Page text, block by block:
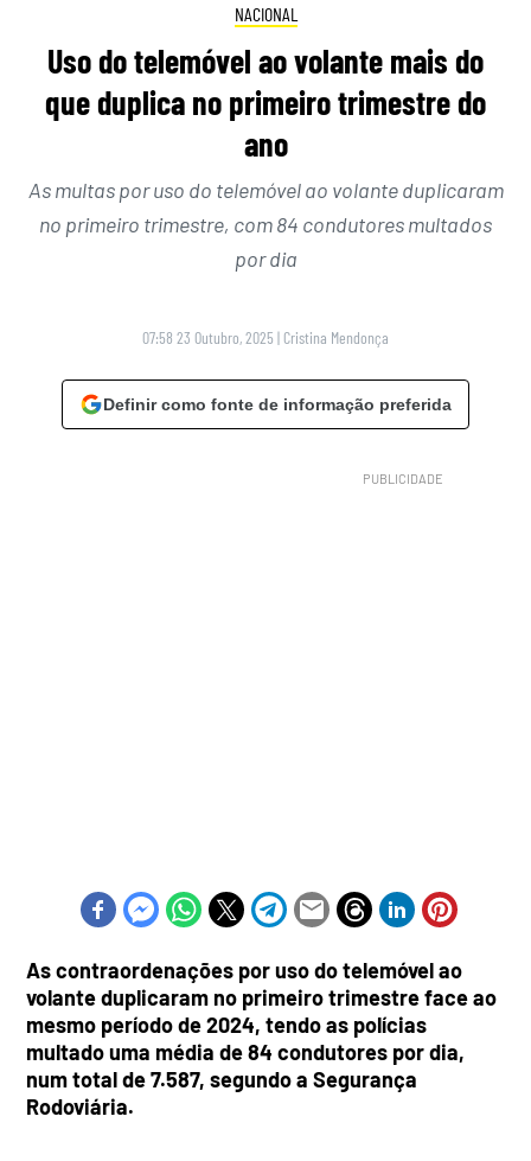
NACIONAL
Uso do telemóvel ao volante mais do
que duplica no primeiro trimestre do
ano
As multas por uso do telemóvel ao volante duplicaram
no primeiro trimestre, com 84 condutores multados
por dia
07:58 23 Outubro, 2025 | Cristina Mendonça
Definir como fonte de informação preferida
As contraordenações por uso do telemóvel ao
volante duplicaram no primeiro trimestre face ao
mesmo período de 2024, tendo as polícias
multado uma média de 84 condutores por dia,
num total de 7.587, segundo a Segurança
Rodoviária.